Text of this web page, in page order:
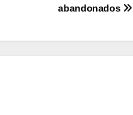
abandonados